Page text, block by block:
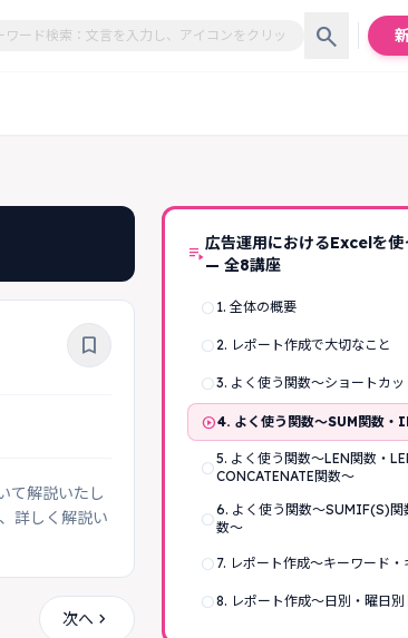
search
bookmark_border
て解説いたし
詳しく解説い
次へ chevron_right
playlist_play広告運用におけるExcelを
— 全8講座
radio_button_unchecked 1. 全体の概要
radio_button_unchecked 2. レポート作成で大切なこと
radio_button_unchecked3. よく使う関数～ショートカ
play_circle4. よく使う関数～SUM関数・
radio_button_unchecked
5. よく使う関数～LEN関数・
CONCATENATE関数～
radio_button_unchecked
6. よく使う関数～SUMIF(S)関
数～
radio_button_unchecked 7. レポート作成～キーワード
radio_button_unchecked8. レポート作成～日別・曜日